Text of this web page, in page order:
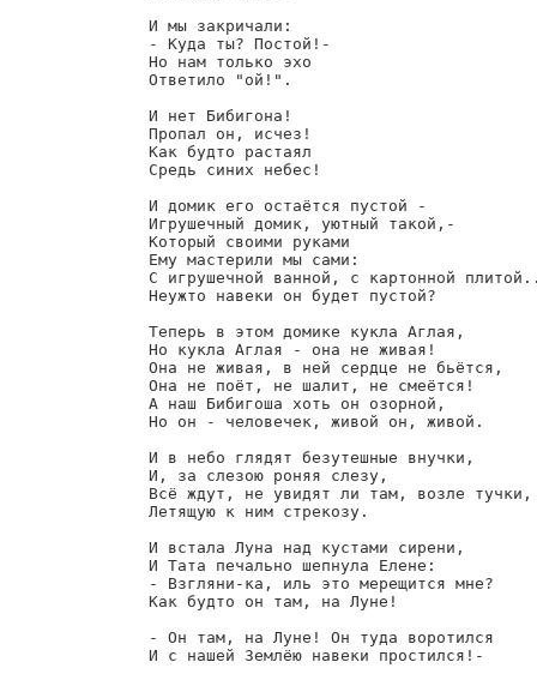
        И мы закричали:
        - Куда ты? Постой!-
        Но нам только эхо
        Ответило "ой!".
        И нет Бибигона!
        Пропал он, исчез!
        Как будто растаял
        Средь синих небес!
        И домик его остаётся пустой -
        Игрушечный домик, уютный такой,-
        Который своими руками
        Ему мастерили мы сами:
С игрушечной ванной, с картонной
        Неужто навеки он будет пустой?
        Теперь в этом домике кукла Аглая,
        Но кукла Аглая - она не живая!
        Она не живая, в ней сердце не бьётся,
        Она не поёт, не шалит, не смеётся!
        А наш Бибигоша хоть он озорной,
        Но он - человечек, живой он, живой.
        И в небо глядят безутешные внучки,
        И, за слезою роняя слезу,
        Всё ждут, не увидят ли там, возле тучки,
        Летящую к ним стрекозу.
        И встала Луна над кустами сирени,
        И Тата печально шепнула Елене:
        - Взгляни-ка, иль это мерещится мне?
        Как будто он там, на Луне!
        - Он там, на Луне! Он туда воротился
        И с нашей Землёю навеки простился!-